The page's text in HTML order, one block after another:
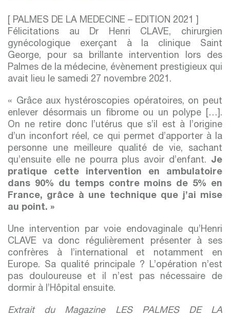
[ PALMES DE LA MEDECINE – EDITION 2021 ]
Félicitations au Dr Henri CLAVE, chirurgien
gynécologique exerçant à la clinique Saint
George, pour sa brillante intervention lors des
Palmes de la médecine, évènement prestigieux qui
avait lieu le samedi 27 novembre 2021.
« Grâce aux hystéroscopies opératoires, on peut
enlever désormais un fibrome ou un polype […].
On ne retire donc l’utérus que s’il est à l’origine
d’un inconfort réel, ce qui permet d’apporter à la
personne une meilleure qualité de vie, sachant
qu’ensuite elle ne pourra plus avoir d’enfant. Je
pratique cette intervention en ambulatoire
dans 90% du temps contre moins de 5% en
France, grâce à une technique que j’ai mise
au point. »
Une intervention par voie endovaginale qu’Henri
CLAVE va donc régulièrement présenter à ses
confrères à l’international et notamment en
Europe. Sa qualité principale ? L’opération n’est
pas douloureuse et il n’est pas nécessaire de
dormir à l’Hôpital ensuite.
Extrait du Magazine LES PALMES DE LA